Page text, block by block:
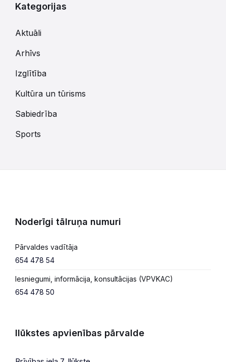
Kategorijas
Aktuāli
Arhīvs
Izglītība
Kultūra un tūrisms
Sabiedrība
Sports
Noderīgi tālruņa numuri
Pārvaldes vadītāja
654 478 54
Iesniegumi, informācija, konsultācijas (VPVKAC)
654 478 50
Ilūkstes apvienības pārvalde